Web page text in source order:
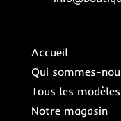
Accueil
Qui sommes-
Tous les modèles
Notre magasin